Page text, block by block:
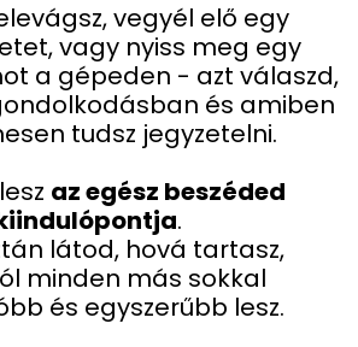
vegyél elő egy
vagy nyiss meg egy
a gépeden - azt válaszd,
és amiben
tudsz jegyzetelni.
az egész beszéded
.
látod, hová tartasz,
minden más sokkal
és egyszerűbb lesz.